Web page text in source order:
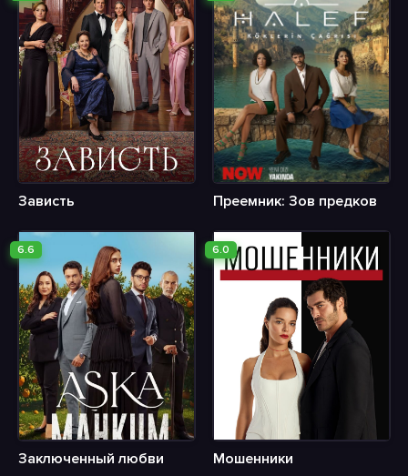
Зависть Преемник: Зов предков
6.6
Заключенный любви
6.0
Мошенники